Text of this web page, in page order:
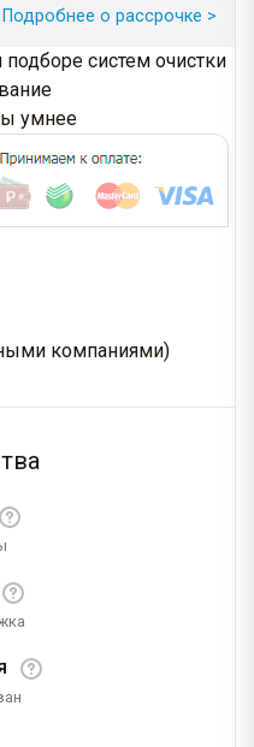
Подробнее о рассрочке >
систем очистки
умнее
компаниями)